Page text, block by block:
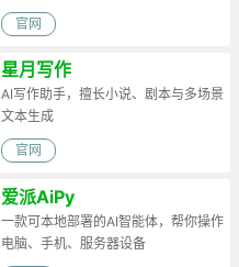
官网
星月写作
AI写作助手，擅长小说、剧本与多场景
文本生成
官网
爱派AiPy
一款可本地部署的AI智能体，帮你操作
电脑、手机、服务器设备